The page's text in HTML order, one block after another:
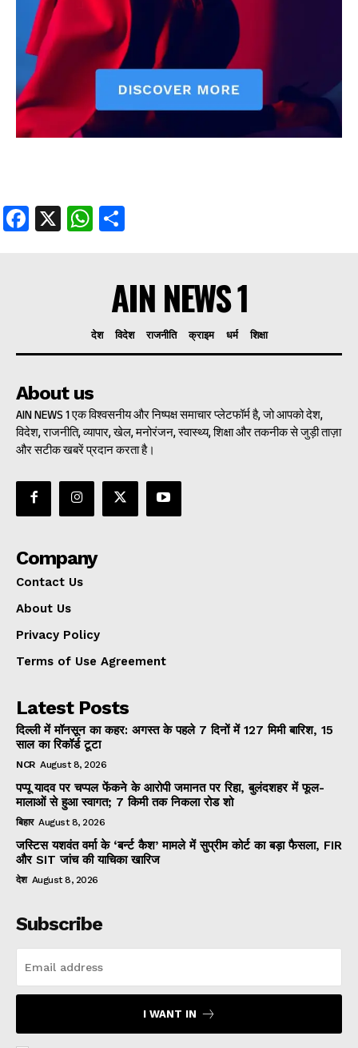
Facebook
X WhatsApp
AIN NEWS 1
देश विदेश राजनीति क्राइम धर्म शिक्षा
About us
AIN NEWS 1 एक विश्वसनीय और निष्पक्ष समाचार प्लेटफॉर्म है, जो आपको देश,
विदेश, राजनीति, व्यापार, खेल, मनोरंजन, स्वास्थ्य, शिक्षा और तकनीक से जुड़ी ताज़ा
और सटीक खबरें प्रदान करता है।
Company
Contact Us
About Us
Privacy Policy
Terms of Use Agreement
Latest Posts
दिल्ली में मॉनसून का कहर: अगस्त के पहले 7 दिनों में 127 मिमी बारिश, 15
साल का रिकॉर्ड टूटा
NCR August 8, 2026
पप्पू यादव पर चप्पल फेंकने के आरोपी जमानत पर रिहा, बुलंदशहर में फूल-
मालाओं से हुआ स्वागत; 7 किमी तक निकला रोड शो
बिहार August 8, 2026
जस्टिस यशवंत वर्मा के ‘बर्न्ट कैश’ मामले में सुप्रीम कोर्ट का बड़ा फैसला, FIR
और SIT जांच की याचिका खारिज
देश August 8, 2026
Subscribe
I WANT IN